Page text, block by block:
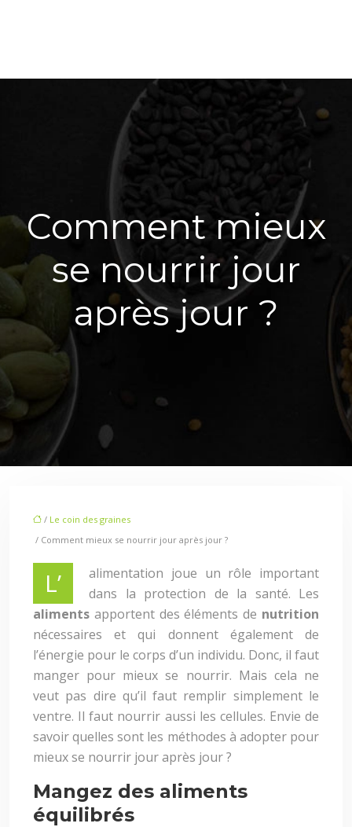
Comment mieux
se nourrir jour
après jour ?
/ Le coin des graines
/ Comment mieux se nourrir jour après jour ?
L’
alimentation joue un rôle important
dans la protection de la santé. Les
aliments apportent des éléments de nutrition
nécessaires et qui donnent également de
l’énergie pour le corps d’un individu. Donc, il faut
manger pour mieux se nourrir. Mais cela ne
veut pas dire qu’il faut remplir simplement le
ventre. Il faut nourrir aussi les cellules. Envie de
savoir quelles sont les méthodes à adopter pour
mieux se nourrir jour après jour ?
Mangez des aliments
équilibrés